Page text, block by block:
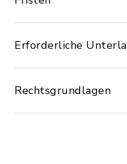
Erforderliche
Rechtsgrundlagen